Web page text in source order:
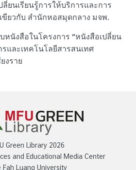
ยนเรียนรู้การให้บริการและการ
ขียวกับ สำนักหอสมุดกลาง มจพ.
นังสือในโครงการ “หนังสือเปลี่ยน
และเทคโนโลยีสารสนเทศ
งราย
Green Library 2026
and Educational Media Center
Fah Luang University